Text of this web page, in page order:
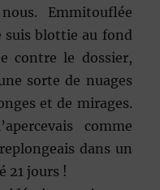
Emmitouflée
suis blottie au fond
contre le dossier,
sorte de nuages
et de mirages.
comme
dans un
21 jours !